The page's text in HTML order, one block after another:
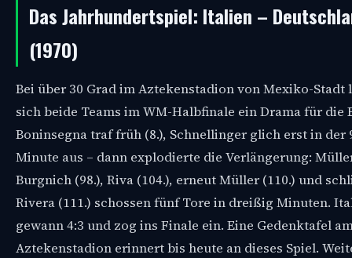
Das Jahrhundertspiel: Italien –
(1970)
Bei über 30 Grad im Aztekenstadion von Mexiko-Stadt
sich beide Teams im WM-Halbfinale ein Drama für die
Boninsegna traf früh (8.), Schnellinger glich erst in der
Minute aus – dann explodierte die Verlängerung:
Burgnich (98.), Riva (104.), erneut Müller (110.) und
Rivera (111.) schossen fünf Tore in dreißig Minuten.
gewann 4:3 und zog ins Finale ein. Eine Gedenktafel
Aztekenstadion erinnert bis heute an dieses Spiel.